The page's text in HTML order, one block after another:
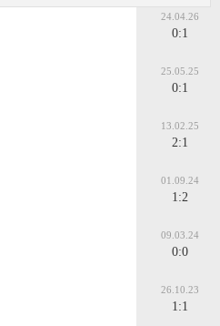
24.04.26
0:1
25.05.25
0:1
13.02.25
2:1
01.09.24
1:2
09.03.24
0:0
26.10.23
1:1